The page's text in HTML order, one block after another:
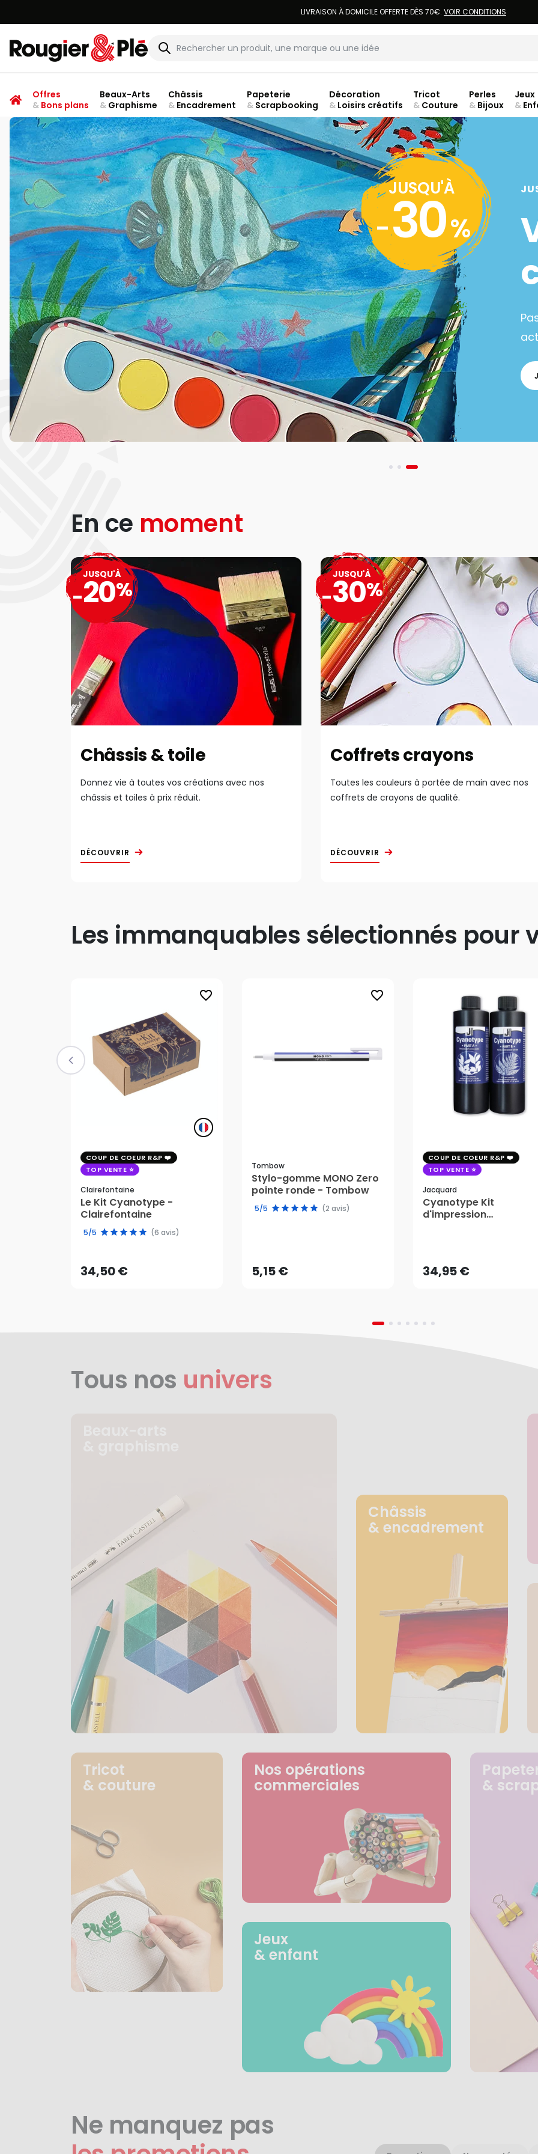
LIVRAISON À DOMICILE OFFERTE DÈS 70€. VOIR CONDITIONS
Rougier & Plé
Offres
&Bons plans
Beaux-Arts
&Graphisme
Châssis
&Encadrement
Papeterie
&Scrapbooking
Décoration
&Loisirs créatifs
Tricot
& Couture
Perles
& Bijoux
Jeux
&
JUSQU'À
-30%
En ce moment
Châssis & toile
Donnez vie à toutes vos créations avec nos
châssis et toiles à prix réduit.
DÉCOUVRIR
JUSQU'À
-20%
Coffrets crayons
Toutes les couleurs à portée de main avec nos
coffrets de crayons de qualité.
DÉCOUVRIR
JUSQU'À
-30%
Les immanquables sélectionnés pour
favorite_border
COUP DE COEUR R&P
TOP VENTE
Clairefontaine
Le Kit Cyanotype -
Clairefontaine
5/5 (6 avis)
34,50 €
34,50 €
AJOUTER AU PANIER
favorite_border
Tombow
Stylo-gomme MONO Zero
pointe ronde - Tombow
5/5 (2 avis)
5,15 €AJOUTER AU PANIER
COUP DE COEUR R&P
TOP VENTE
Jacquard
Cyanotype Kit
d'impression
34,95 €AJOUTER AU PANIER
Tous nos univers
Châssis
& encadrement
Tricot
& couture
Nos opérations
commerciales
Jeux
& enfant
&
Ne manquez pas